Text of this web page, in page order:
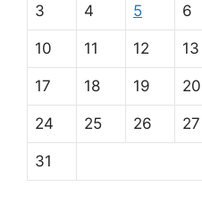
3 4 5 6
10 11 12 13
17 18 19 20
24 25 26 27
31